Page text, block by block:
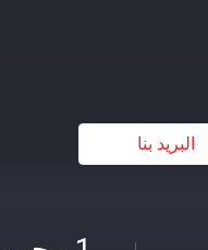
البريد بنا